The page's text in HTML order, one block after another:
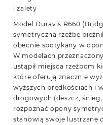
i zalety
Model Duravis R660
symetryczną rzeźbę
obecnie spotykany w
W modelach
ustąpił miejsca rzeźbom
które oferują znacznie
wyższych prędkościach i
drogowych (deszcz,
rozpoznać opony
stanowią swoje lustrzane